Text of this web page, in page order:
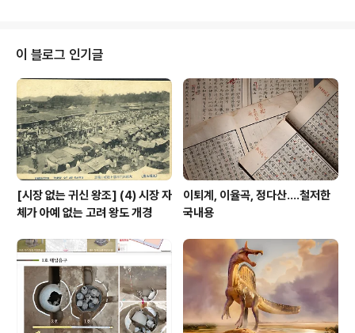
잖은가? 요절한 저들보다 두 배 이상을 산 내가 무에 모자
랄까?
이 블로그 인기글
[시장 없는 귀신 왕조] (4) 시장 자
체가 아예 없는 고려 왕도 개경
이퇴계, 이율곡, 정다산....철저한
국내용